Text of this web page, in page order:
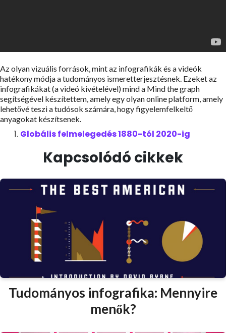
Az olyan vizuális források, mint az infografikák és a videók
hatékony módja a tudományos ismeretterjesztésnek. Ezeket az
infografikákat (a videó kivételével) mind a Mind the graph
segítségével készítettem, amely egy olyan online platform, amely
lehetővé teszi a tudósok számára, hogy figyelemfelkeltő
anyagokat készítsenek.
Globális felmelegedés 1880-tól 2020-ig
Kapcsolódó cikkek
Tudományos infografika: Mennyire
menők?